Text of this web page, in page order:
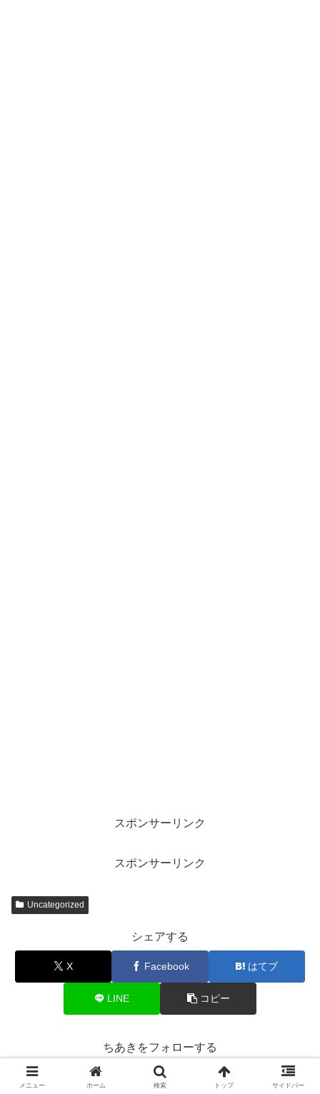
スポンサーリンク
スポンサーリンク
Uncategorized
シェアする
X Facebook はてブ
LINE コピー
ちあきをフォローする
メニュー ホーム 検索 トップ サイドバー